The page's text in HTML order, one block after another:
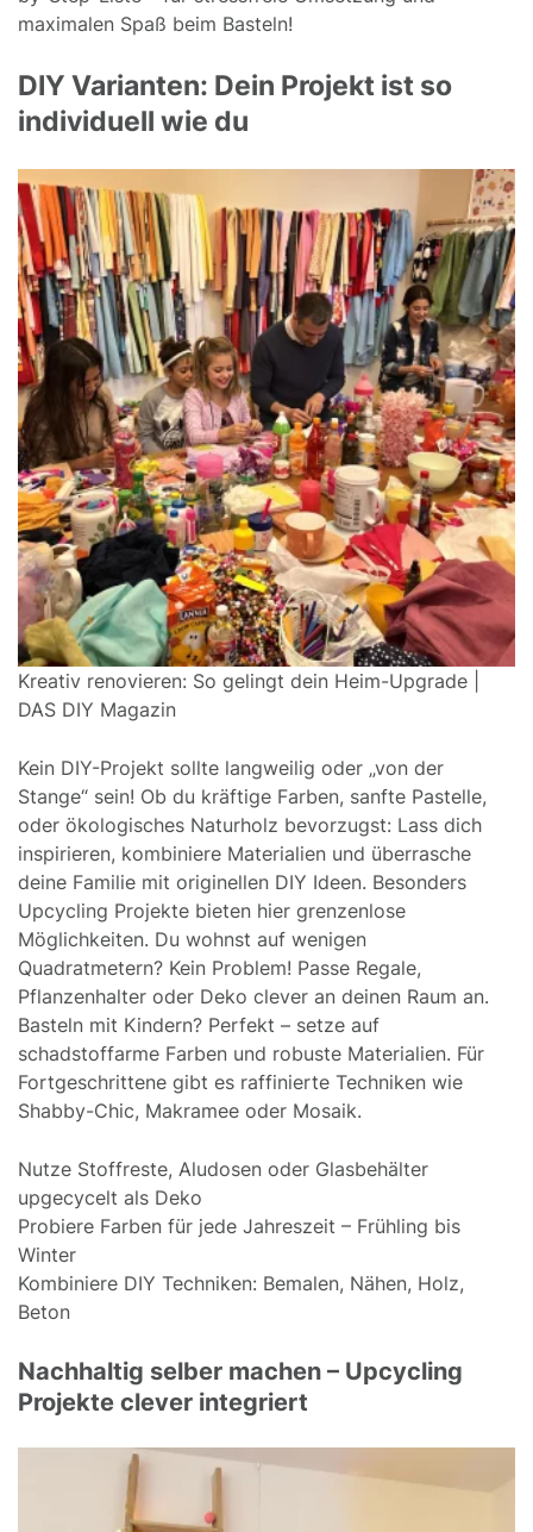
maximalen Spaß beim Basteln!
DIY Varianten: Dein Projekt ist so
individuell wie du
Kreativ renovieren: So gelingt dein Heim-Upgrade |
DAS DIY Magazin
Kein DIY-Projekt sollte langweilig oder „von der
Stange“ sein! Ob du kräftige Farben, sanfte Pastelle,
oder ökologisches Naturholz bevorzugst: Lass dich
inspirieren, kombiniere Materialien und überrasche
deine Familie mit originellen DIY Ideen. Besonders
Upcycling Projekte bieten hier grenzenlose
Möglichkeiten. Du wohnst auf wenigen
Quadratmetern? Kein Problem! Passe Regale,
Pflanzenhalter oder Deko clever an deinen Raum an.
Basteln mit Kindern? Perfekt – setze auf
schadstoffarme Farben und robuste Materialien. Für
Fortgeschrittene gibt es raffinierte Techniken wie
Shabby-Chic, Makramee oder Mosaik.
Nutze Stoffreste, Aludosen oder Glasbehälter
upgecycelt als Deko
Probiere Farben für jede Jahreszeit – Frühling bis
Winter
Kombiniere DIY Techniken: Bemalen, Nähen, Holz,
Beton
Nachhaltig selber machen – Upcycling
Projekte clever integriert